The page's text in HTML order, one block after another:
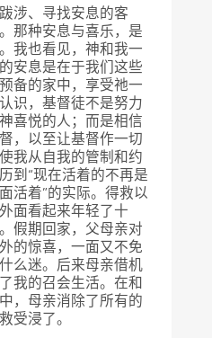
涉、寻找安息的客
那种安息与喜乐，是
我也看见，神和我一
安息是在于我们这些
备的家中，享受祂一
识，基督徒不是努力
喜悦的人；而是相信
，以至让基督作一切
我从自我的管制和约
到“现在活着的不再是
活着”的实际。得救以
面看起来年轻了十
假期回家，父母亲对
的惊喜，一面又不免
么迷。后来母亲借机
我的召会生活。在和
，母亲消除了所有的
受浸了。